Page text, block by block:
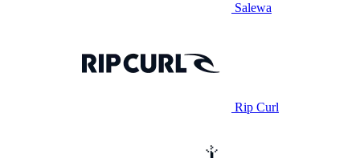
Salewa
Rip Curl